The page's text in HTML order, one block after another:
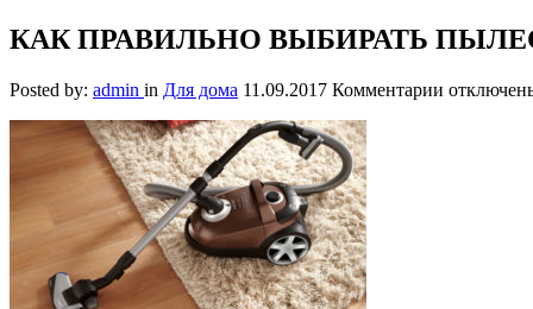
КАК ПРАВИЛЬНО ВЫБИРАТЬ
Posted by: admin in Для дома 11.09.2017 Комментарии к